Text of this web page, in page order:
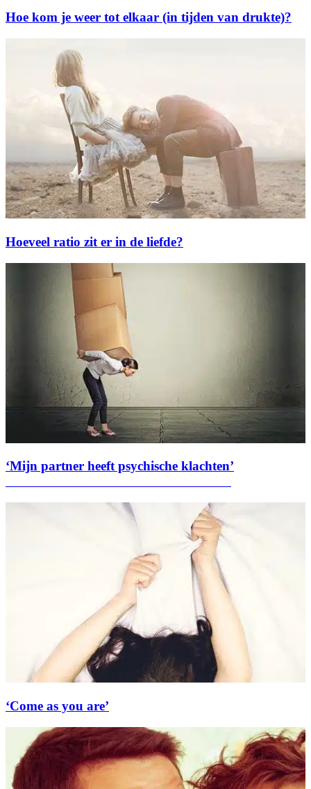
Hoe kom je weer tot elkaar (in tijden van drukte)?
Hoeveel ratio zit er in de liefde?
‘Mijn partner heeft psychische klachten’
‘Come as you are’